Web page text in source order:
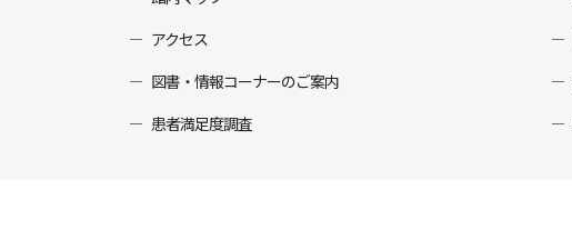
アクセス
図書・情報コーナーのご案内
患者満足度調査